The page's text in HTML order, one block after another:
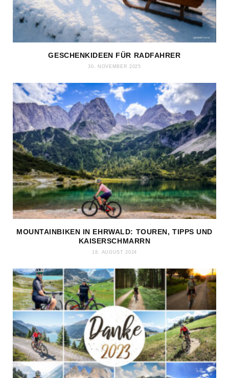
GESCHENKIDEEN FÜR RADFAHRER
30. NOVEMBER 2025
MOUNTAINBIKEN IN EHRWALD: TOUREN, TIPPS UND
KAISERSCHMARRN
18. AUGUST 2024